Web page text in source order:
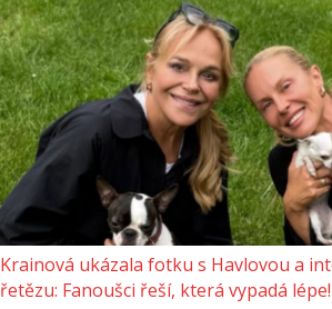
Krainová ukázala fotku s Havlovou a
řetězu: Fanoušci řeší, která vypadá lépe!